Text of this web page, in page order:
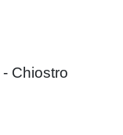
- Chiostro